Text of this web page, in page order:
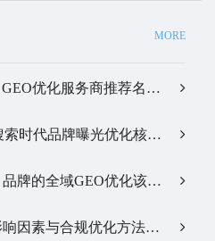
MORE
可信认证成行业分水岭，GEO优化服务商推荐名单有了新答案…
GEO排名优化系统：AI搜索时代品牌曝光优化核心工具…
当用户只问AI不搜网页，品牌的全域GEO优化该交给谁？…
因素与合规优化方法…